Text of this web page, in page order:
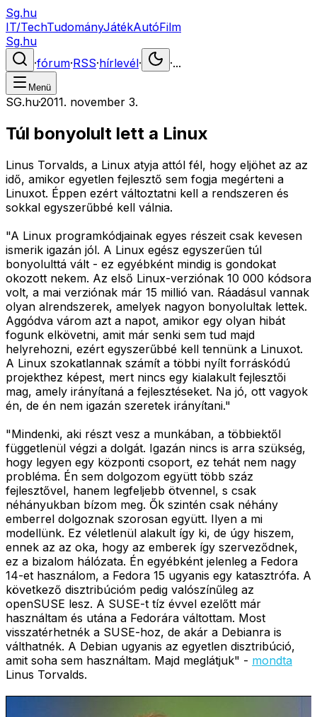
Sg.hu
IT/TechTudományJátékAutóFilm
Sg.hu
·fórum·RSS·hírlevél· ·...
Menü
SG.hu·2011. november 3.
Túl bonyolult lett a Linux
Linus Torvalds, a Linux atyja attól fél, hogy eljöhet az az
idő, amikor egyetlen fejlesztő sem fogja megérteni a
Linuxot. Éppen ezért változtatni kell a rendszeren és
sokkal egyszerűbbé kell válnia.
"A Linux programkódjainak egyes részeit csak kevesen
ismerik igazán jól. A Linux egész egyszerűen túl
bonyolulttá vált - ez egyébként mindig is gondokat
okozott nekem. Az első Linux-verziónak 10 000 kódsora
volt, a mai verziónak már 15 millió van. Ráadásul vannak
olyan alrendszerek, amelyek nagyon bonyolultak lettek.
Aggódva várom azt a napot, amikor egy olyan hibát
fogunk elkövetni, amit már senki sem tud majd
helyrehozni, ezért egyszerűbbé kell tennünk a Linuxot.
A Linux szokatlannak számít a többi nyílt forráskódú
projekthez képest, mert nincs egy kialakult fejlesztői
mag, amely irányítaná a fejlesztéseket. Na jó, ott vagyok
én, de én nem igazán szeretek irányítani."
"Mindenki, aki részt vesz a munkában, a többiektől
függetlenül végzi a dolgát. Igazán nincs is arra szükség,
hogy legyen egy központi csoport, ez tehát nem nagy
probléma. Én sem dolgozom együtt több száz
fejlesztővel, hanem legfeljebb ötvennel, s csak
néhányukban bízom meg. Ők szintén csak néhány
emberrel dolgoznak szorosan együtt. Ilyen a mi
modellünk. Ez véletlenül alakult így ki, de úgy hiszem,
ennek az az oka, hogy az emberek így szerveződnek,
ez a bizalom hálózata. Én egyébként jelenleg a Fedora
14-et használom, a Fedora 15 ugyanis egy katasztrófa. A
következő disztribúcióm pedig valószínűleg az
openSUSE lesz. A SUSE-t tíz évvel ezelőtt már
használtam és utána a Fedorára váltottam. Most
visszatérhetnék a SUSE-hoz, de akár a Debianra is
válthatnék. A Debian ugyanis az egyetlen disztribúció,
amit soha sem használtam. Majd meglátjuk" - mondta
Linus Torvalds.